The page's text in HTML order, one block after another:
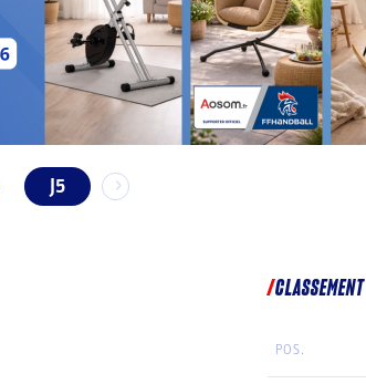
J5
CLASSEMENT
POS.